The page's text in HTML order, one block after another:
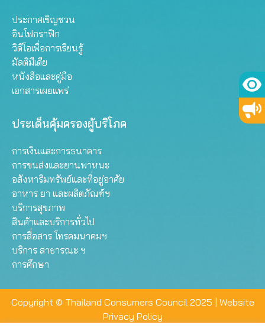
ประกาศเชิญชวน
อินโฟกราฟิก
วิดีโอเพื่อการเรียนรู้
มัลติมีเดีย
หนังสือและคู่มือ
เอกสารเผยแพร่
ประเด็นคุ้มครองผู้บริโภค
การเงินและการธนาคาร
การขนส่งและยานพาหนะ
อสังหาริมทรัพย์และที่อยู่อาศัย
อาหาร ยา และผลิตภัณฑ์ฯ
บริการสุขภาพ
สินค้าและบริการทั่วไป
การสื่อสาร โทรคมนาคมฯ
บริการ สาธารณะ ฯ
การศึกษา
Copyright © Thailand Consumers Council 2025 | Website
Privacy Policy